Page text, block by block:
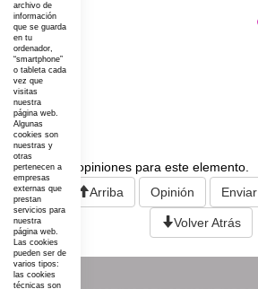
Opiniones
No existen opiniones para este elemento.
Arriba
Opinión
Volver Atrás
archivo de
información
que se guarda
en tu
ordenador,
“smartphone”
o tableta cada
vez que
visitas
nuestra
página web.
Algunas
cookies son
nuestras y
otras
pertenecen a
empresas
externas que
prestan
servicios para
nuestra
página web.
Las cookies
pueden ser de
varios tipos:
las cookies
técnicas son